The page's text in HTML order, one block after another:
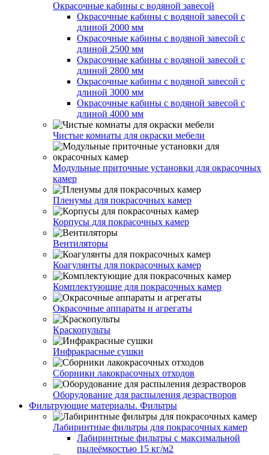
Окрасочные кабины с водяной завесой
Окрасочные кабины с водяной завесой с
длиной 2000 мм
Окрасочные кабины с водяной завесой с
длиной 2500 мм
Окрасочные кабины с водяной завесой с
длиной 2800 мм
Окрасочные кабины с водяной завесой с
длиной 3000 мм
Окрасочные кабины с водяной завесой с
длиной 4000 мм
Чистые комнаты для окраски мебели
Модульные приточные установки для окрасочных
камер
Пленумы для покрасочных камер
Корпусы для покрасочных камер
Вентиляторы
Коагулянты для покрасочных камер
Комплектующие для покрасочных камер
Окрасочные аппараты и агрегаты
Краскопульты
Инфракрасные сушки
Сборники лакокрасочных отходов
Оборудование для распыления дезрастворов
Фильтрующие материалы. Фильтры
Лабиринтные фильтры для покрасочных камер
Лабиринтные фильтры с максимальной
пылеёмкостью 15 кг/м2